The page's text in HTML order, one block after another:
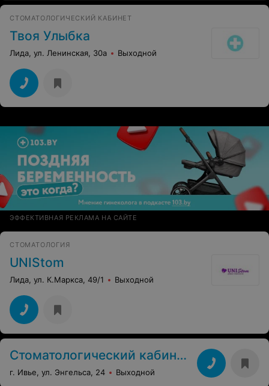
СТОМАТОЛОГИЧЕСКИЙ КАБИНЕТ
Твоя Улыбка
Лида, ул. Ленинская, 30а Выходной
ЭФФЕКТИВНАЯ РЕКЛАМА НА САЙТЕ
СТОМАТОЛОГИЯ
UNIStom
Лида, ул. К.Маркса, 49/1 Выходной
Стоматологический кабинет Стаселович В.И.
г. Ивье, ул. Энгельса, 24 Выходной